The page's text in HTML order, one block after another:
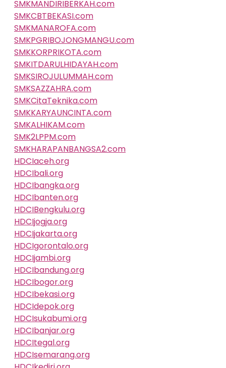
SMKMANDIRIBERKAH.com
SMKCBTBEKASI.com
SMKMANAROFA.com
SMKPGRIBOJONGMANGU.com
SMKKORPRIKOTA.com
SMKITDARULHIDAYAH.com
SMKSIROJULUMMAH.com
SMKSAZZAHRA.com
SMKCitaTeknika.com
SMKKARYAUNCINTA.com
SMKALHIKAM.com
SMK2LPPM.com
SMKHARAPANBANGSA2.com
HDCIaceh.org
HDCIbali.org
HDCIbangka.org
HDCIbanten.org
HDCIBengkulu.org
HDCIjogja.org
HDCIjakarta.org
HDCIgorontalo.org
HDCIjambi.org
HDCIbandung.org
HDCIbogor.org
HDCIbekasi.org
HDCIdepok.org
HDCIsukabumi.org
HDCIbanjar.org
HDCItegal.org
HDCIsemarang.org